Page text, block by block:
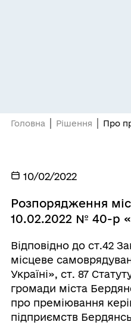
Головна Рішення Про
10/02/2022
Розпорядження
10.02.2022 № 40-р
Відповідно до ст.42
місцеве
Україні», ст. 87
громади міста
про преміювання
підприємств